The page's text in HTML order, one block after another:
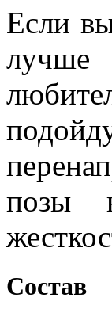
Если
лучше
позы
Состав